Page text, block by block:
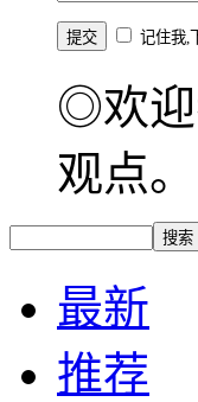
记住我,
◎欢迎
观点。
最新
推荐